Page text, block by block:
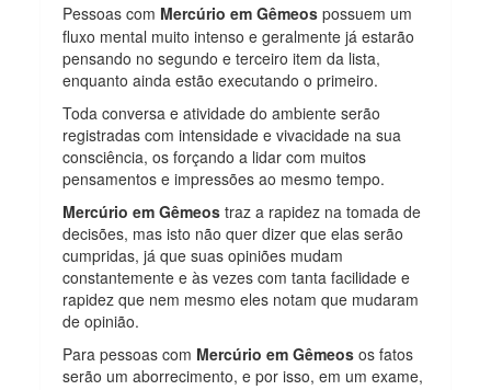
Pessoas com Mercúrio em Gêmeos possuem um
fluxo mental muito intenso e geralmente já estarão
pensando no segundo e terceiro item da lista,
enquanto ainda estão executando o primeiro.
Toda conversa e atividade do ambiente serão
registradas com intensidade e vivacidade na sua
consciência, os forçando a lidar com muitos
pensamentos e impressões ao mesmo tempo.
Mercúrio em Gêmeos traz a rapidez na tomada de
decisões, mas isto não quer dizer que elas serão
cumpridas, já que suas opiniões mudam
constantemente e às vezes com tanta facilidade e
rapidez que nem mesmo eles notam que mudaram
de opinião.
Para pessoas com Mercúrio em Gêmeos os fatos
serão um aborrecimento, e por isso, em um exame,